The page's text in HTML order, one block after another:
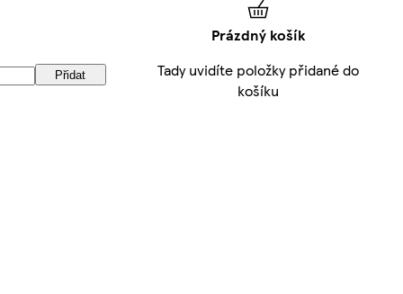
Přidat
Prázdný košík
Tady uvidíte položky přidané do
košíku